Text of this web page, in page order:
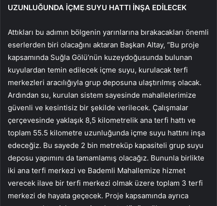
UZUNLUĞUNDA İÇME SUYU HATTI İNŞA EDİLECEK
Attıkları bu adımın bölgenin yarınlarına bırakacakları önemli
eserlerden biri olacağını aktaran Başkan Altay, “Bu proje
kapsamında Suğla Gölü’nün kuzeydoğusunda bulunan
kuyulardan temin edilecek içme suyu, kurulacak terfi
merkezleri aracılığıyla grup deposuna ulaştırılmış olacak.
Ardından su, kurulan sistem sayesinde mahallelerimize
güvenli ve kesintisiz bir şekilde verilecek. Çalışmalar
çerçevesinde yaklaşık 8,5 kilometrelik ana terfi hattı ve
toplam 55.5 kilometre uzunluğunda içme suyu hattını inşa
edeceğiz. Bu sayede 2 bin metreküp kapasiteli grup suyu
deposu yapımını da tamamlamış olacağız. Bununla birlikte
iki ana terfi merkezi ve Bademli Mahallemize hizmet
verecek ilave bir terfi merkezi olmak üzere toplam 3 terfi
merkezi de hayata geçecek. Proje kapsamında ayrıca